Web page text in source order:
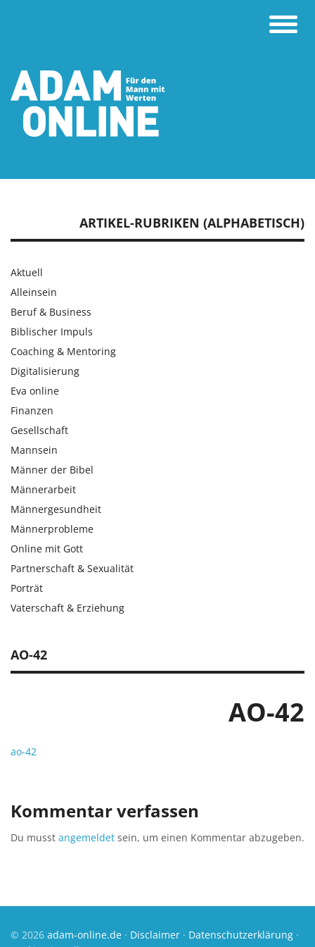
Toggle
AO-42
AO-42
ao-42
Kommentar verfassen
Du musst angemeldet sein, um einen Kommentar abzugeben.
ARTIKEL-RUBRIKEN (ALPHABETISCH)
Aktuell
Alleinsein
Beruf & Business
Biblischer Impuls
Coaching & Mentoring
Digitalisierung
Eva online
Finanzen
Gesellschaft
Mannsein
Männer der Bibel
Männerarbeit
Männergesundheit
Männerprobleme
Online mit Gott
Partnerschaft & Sexualität
Porträt
Vaterschaft & Erziehung
© 2026 adam-online.de · Disclaimer · Datenschutzerklärung ·